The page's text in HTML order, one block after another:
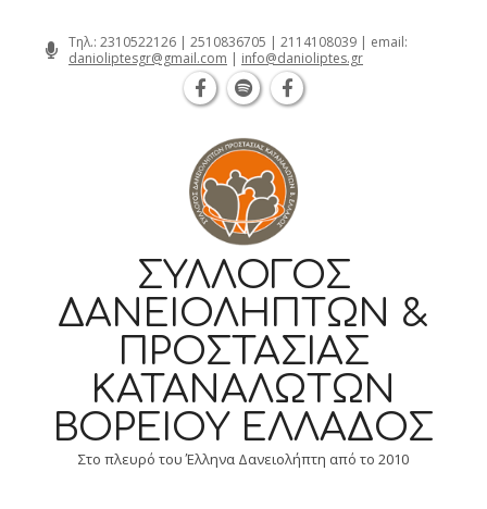
Τηλ.: 2310522126 | 2510836705 | 2114108039 | email:
danioliptesgr@gmail.com | info@danioliptes.gr
ΣΎΛΛΟΓΟΣ
ΔΑΝΕΙΟΛΗΠΤΏΝ &
ΠΡΟΣΤΑΣΊΑΣ
ΚΑΤΑΝΑΛΩΤΏΝ
ΒΟΡΕΊΟΥ ΕΛΛΆΔΟΣ
Στο πλευρό του Έλληνα Δανειολήπτη από το 2010